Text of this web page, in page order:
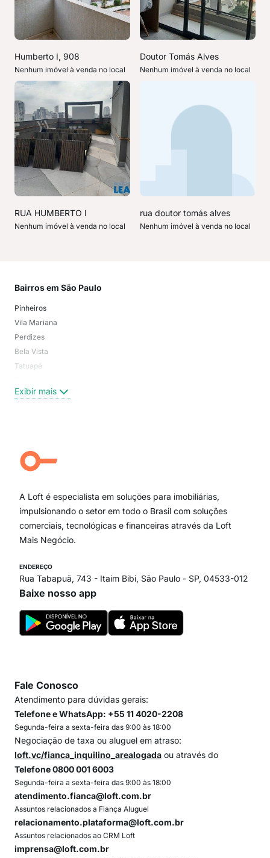
Humberto I, 908
Nenhum imóvel à venda no local
Doutor Tomás Alves
Nenhum imóvel à venda no local
RUA HUMBERTO I
Nenhum imóvel à venda no local
rua doutor tomás alves
Nenhum imóvel à venda no local
Bairros em São Paulo
Pinheiros
Vila Mariana
Perdizes
Bela Vista
Tatuapé
Centro
Campo Belo
Ipiranga
Paraíso
Itaim Bibi
Exibir mais
A Loft é especialista em soluções para imobiliárias,
impulsionando o setor em todo o Brasil com soluções
comerciais, tecnológicas e financeiras através da Loft
Mais Negócio.
ENDEREÇO
Rua Tabapuã, 743 - Itaim Bibi, São Paulo - SP, 04533-012
Baixe nosso app
Fale Conosco
Atendimento para dúvidas gerais:
Telefone e WhatsApp: +55 11 4020-2208
Segunda-feira a sexta-feira das 9:00 às 18:00
Negociação de taxa ou aluguel em atraso:
loft.vc/fianca_inquilino_arealogada ou através do
Telefone 0800 001 6003
Segunda-feira a sexta-feira das 9:00 às 18:00
atendimento.fianca@loft.com.br
Assuntos relacionados a Fiança Aluguel
relacionamento.plataforma@loft.com.br
Assuntos relacionados ao CRM Loft
imprensa@loft.com.br